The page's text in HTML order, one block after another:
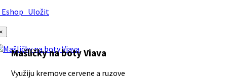
Uložit
Mašličky na boty Viava
Využiju kremove cervene a ruzove